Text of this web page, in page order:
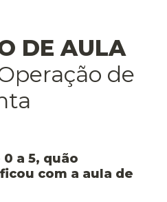
DE AULA
de
a 5, quão
com a aula de